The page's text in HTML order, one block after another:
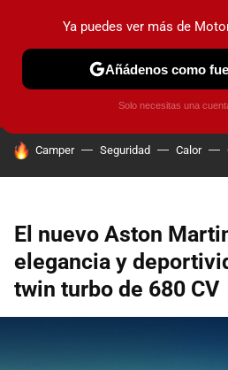
PRUEBAS COCHES ELÉCTRICOS
HOY SE HABLA DE
Camper Seguridad Calor
El nuevo Aston
elegancia y
twin turbo de 680 CV
Ya puedes ver más de
Añádenos como
Solo necesitas una